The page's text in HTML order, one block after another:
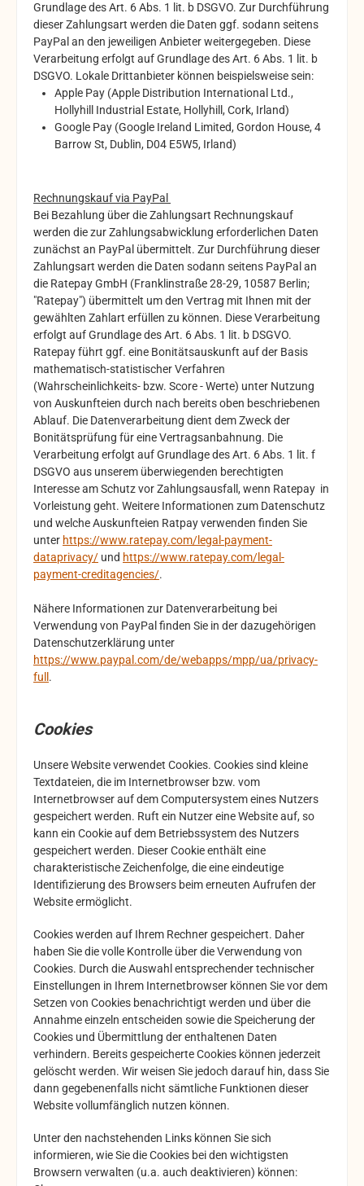
Grundlage des Art. 6 Abs. 1 lit. b DSGVO. Zur Durchführung
dieser Zahlungsart werden die Daten ggf. sodann seitens
PayPal an den jeweiligen Anbieter weitergegeben. Diese
Verarbeitung erfolgt auf Grundlage des Art. 6 Abs. 1 lit. b
DSGVO. Lokale Drittanbieter können beispielsweise sein:
Apple Pay (Apple Distribution International Ltd.,
Hollyhill Industrial Estate, Hollyhill, Cork, Irland)
Google Pay (Google Ireland Limited, Gordon House, 4
Barrow St, Dublin, D04 E5W5, Irland)
Rechnungskauf via PayPal
Bei Bezahlung über die Zahlungsart Rechnungskauf
werden die zur Zahlungsabwicklung erforderlichen Daten
zunächst an PayPal übermittelt. Zur Durchführung dieser
Zahlungsart werden die Daten sodann seitens PayPal an
die Ratepay GmbH (Franklinstraße 28-29, 10587 Berlin;
"Ratepay") übermittelt um den Vertrag mit Ihnen mit der
gewählten Zahlart erfüllen zu können. Diese Verarbeitung
erfolgt auf Grundlage des Art. 6 Abs. 1 lit. b DSGVO.
Ratepay führt ggf. eine Bonitätsauskunft auf der Basis
mathematisch-statistischer Verfahren
(Wahrscheinlichkeits- bzw. Score - Werte) unter Nutzung
von Auskunfteien durch nach bereits oben beschriebenen
Ablauf. Die Datenverarbeitung dient dem Zweck der
Bonitätsprüfung für eine Vertragsanbahnung. Die
Verarbeitung erfolgt auf Grundlage des Art. 6 Abs. 1 lit. f
DSGVO aus unserem überwiegenden berechtigten
Interesse am Schutz vor Zahlungsausfall, wenn Ratepay in
Vorleistung geht. Weitere Informationen zum Datenschutz
und welche Auskunfteien Ratpay verwenden finden Sie
unter https://www.ratepay.com/legal-payment-
dataprivacy/ und https://www.ratepay.com/legal-
payment-creditagencies/.
Nähere Informationen zur Datenverarbeitung bei
Verwendung von PayPal finden Sie in der dazugehörigen
Datenschutzerklärung unter
https://www.paypal.com/de/webapps/mpp/ua/privacy-
full.
Cookies
Unsere Website verwendet Cookies. Cookies sind kleine
Textdateien, die im Internetbrowser bzw. vom
Internetbrowser auf dem Computersystem eines Nutzers
gespeichert werden. Ruft ein Nutzer eine Website auf, so
kann ein Cookie auf dem Betriebssystem des Nutzers
gespeichert werden. Dieser Cookie enthält eine
charakteristische Zeichenfolge, die eine eindeutige
Identifizierung des Browsers beim erneuten Aufrufen der
Website ermöglicht.
Cookies werden auf Ihrem Rechner gespeichert. Daher
haben Sie die volle Kontrolle über die Verwendung von
Cookies. Durch die Auswahl entsprechender technischer
Einstellungen in Ihrem Internetbrowser können Sie vor dem
Setzen von Cookies benachrichtigt werden und über die
Annahme einzeln entscheiden sowie die Speicherung der
Cookies und Übermittlung der enthaltenen Daten
verhindern. Bereits gespeicherte Cookies können jederzeit
gelöscht werden. Wir weisen Sie jedoch darauf hin, dass Sie
dann gegebenenfalls nicht sämtliche Funktionen dieser
Website vollumfänglich nutzen können.
Unter den nachstehenden Links können Sie sich
informieren, wie Sie die Cookies bei den wichtigsten
Browsern verwalten (u.a. auch deaktivieren) können: